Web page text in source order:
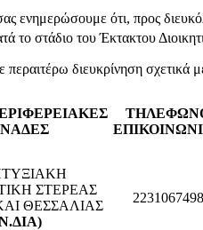
ενημερώσουμε ότι, προς
το στάδιο του Έκτακτου
περαιτέρω διευκρίνηση
ΣΤΕΡΕΑΣ
ΘΕΣΣΑΛΙΑΣ
2231067498